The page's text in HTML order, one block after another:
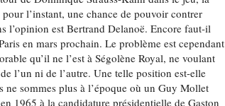
l’instant, une chance de pouvoir contrer
l’opinion est Bertrand Delanoë. Encore faut-il
en mars prochain. Le problème est cependant
qu’il ne l’est à Ségolène Royal, ne voulant
l’un ni de l’autre. Une telle position est-elle
ne sommes plus à l’époque où un Guy Mollet
1965 à la candidature présidentielle de Gaston